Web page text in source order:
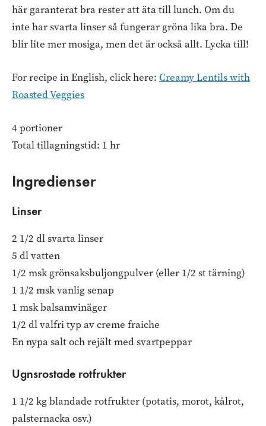
här garanterat bra rester att äta till lunch. Om du
inte har svarta linser så fungerar gröna lika bra. De
blir lite mer mosiga, men det är också allt. Lycka till!
For recipe in English, click here: Creamy Lentils with
Roasted Veggies
4 portioner
Total tillagningstid: 1 hr
Ingredienser
Linser
2 1/2 dl svarta linser
5 dl vatten
1/2 msk grönsaksbuljongpulver (eller 1/2 st tärning)
1 1/2 msk vanlig senap
1 msk balsamvinäger
1/2 dl valfri typ av creme fraiche
En nypa salt och rejält med svartpeppar
Ugnsrostade rotfrukter
1 1/2 kg blandade rotfrukter (potatis, morot, kålrot,
palsternacka osv.)